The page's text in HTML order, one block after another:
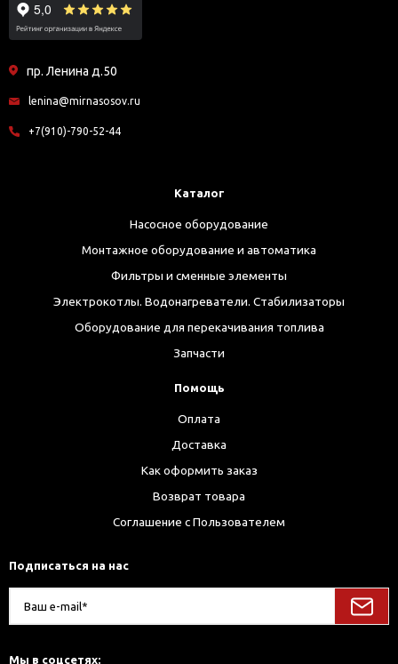
пр. Ленина д.50
lenina@mirnasosov.ru
+7(910)-790-52-44
Каталог
Насосное оборудование
Монтажное оборудование и автоматика
Фильтры и сменные элементы
Электрокотлы. Водонагреватели. Стабилизаторы
Оборудование для перекачивания топлива
Запчасти
Помощь
Оплата
Доставка
Как оформить заказ
Возврат товара
Соглашение с Пользователем
Подписаться на нас
Мы в соцсетях: